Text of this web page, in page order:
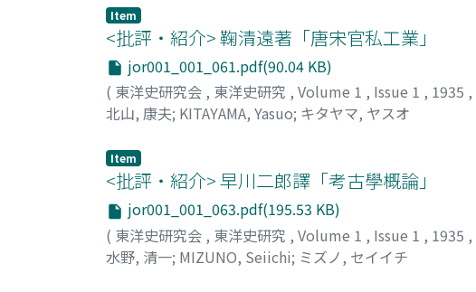
Item
<批評・紹介> 鞠清遠著「唐宋官私工業」
jor001_001_061.pdf(90.04 KB)
( 東洋史研究会 , 東洋史研究 , Volume 1 , Issue 1 , 1935 ,
北山, 康夫; KITAYAMA, Yasuo; キタヤマ, ヤスオ
Item
<批評・紹介> 早川二郎譯「考古學概論」
jor001_001_063.pdf(195.53 KB)
( 東洋史研究会 , 東洋史研究 , Volume 1 , Issue 1 , 1935 ,
水野, 清一; MIZUNO, Seiichi; ミズノ, セイイチ